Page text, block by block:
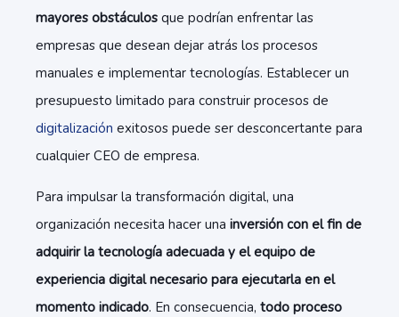
mayores obstáculos que podrían enfrentar las
empresas que desean dejar atrás los procesos
manuales e implementar tecnologías. Establecer un
presupuesto limitado para construir procesos de
digitalización exitosos puede ser desconcertante para
cualquier CEO de empresa.
Para impulsar la transformación digital, una
organización necesita hacer una inversión con el fin de
adquirir la tecnología adecuada y el equipo de
experiencia digital necesario para ejecutarla en el
momento indicado. En consecuencia, todo proceso